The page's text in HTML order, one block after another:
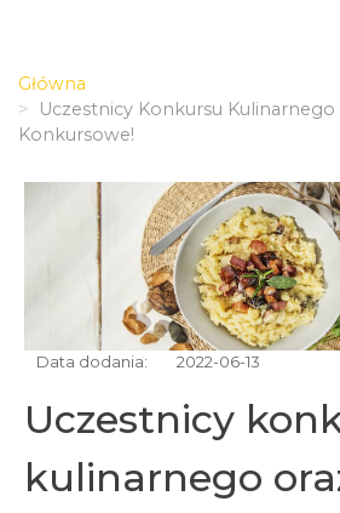
Główna
Uczestnicy Konkursu
Konkursowe!
Data dodania: 2022-06-13
Uczestnicy
kulinarnego